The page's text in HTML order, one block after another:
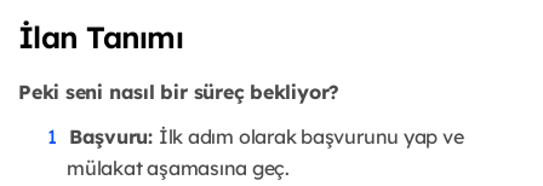
İlan Tanımı
Peki seni nasıl bir süreç bekliyor?
Başvuru: İlk adım olarak başvurunu yap ve
mülakat aşamasına geç.